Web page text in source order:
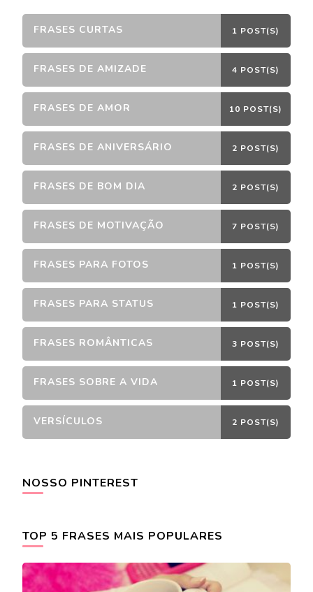
FRASES CURTAS 1 POST(S)
FRASES DE AMIZADE 4 POST(S)
FRASES DE AMOR 10 POST(S)
FRASES DE ANIVERSÁRIO 2 POST(S)
FRASES DE BOM DIA 2 POST(S)
FRASES DE MOTIVAÇÃO 7 POST(S)
FRASES PARA FOTOS 1 POST(S)
FRASES PARA STATUS 1 POST(S)
FRASES ROMÂNTICAS 3 POST(S)
FRASES SOBRE A VIDA 1 POST(S)
VERSÍCULOS 2 POST(S)
NOSSO PINTEREST
TOP 5 FRASES MAIS POPULARES